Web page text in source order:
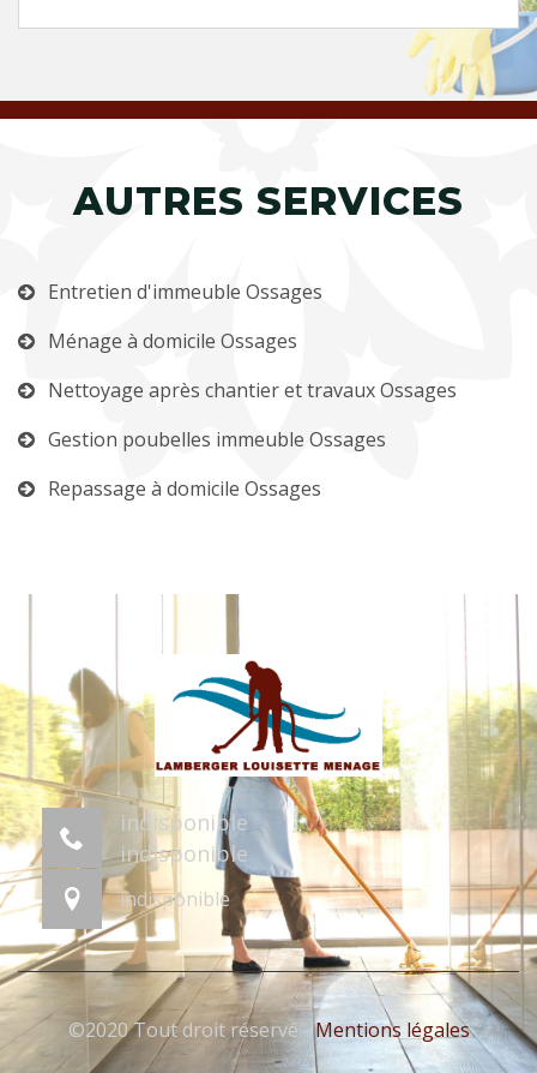
AUTRES SERVICES
Entretien d'immeuble Ossages
Ménage à domicile Ossages
Nettoyage après chantier et travaux Ossages
Gestion poubelles immeuble Ossages
Repassage à domicile Ossages
indisponible
indisponible
indisponible
©2020 Tout droit réservé -Mentions légales